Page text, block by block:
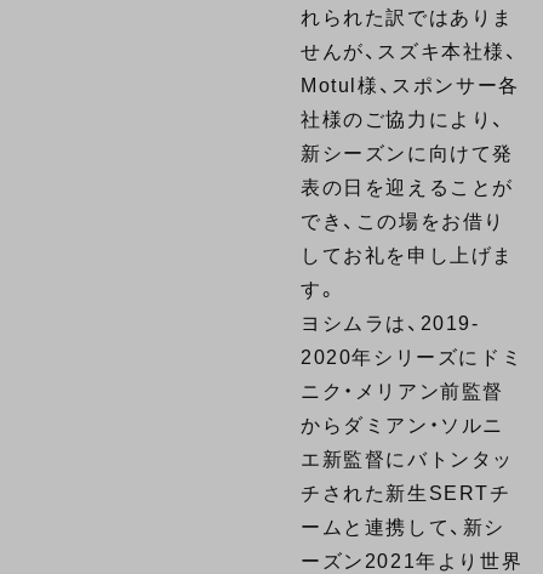
れられた訳ではありま
せんが、スズキ本社様、
Motul様、スポンサー各
社様のご協力により、
新シーズンに向けて発
表の日を迎えることが
でき、この場をお借り
してお礼を申し上げま
す。
ヨシムラは、2019-
2020年シリーズにドミ
ニク・メリアン前監督
からダミアン・ソルニ
エ新監督にバトンタッ
チされた新生SERTチ
ームと連携して、新シ
ーズン2021年より世界